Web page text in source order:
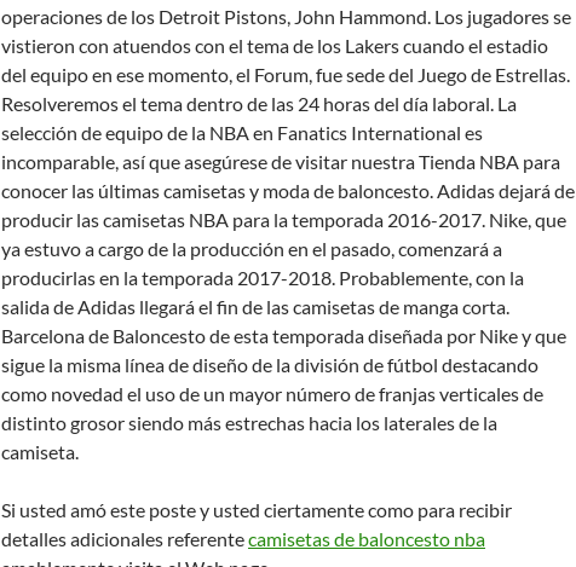
operaciones de los Detroit Pistons, John Hammond. Los jugadores se
vistieron con atuendos con el tema de los Lakers cuando el estadio
del equipo en ese momento, el Forum, fue sede del Juego de Estrellas.
Resolveremos el tema dentro de las 24 horas del día laboral. La
selección de equipo de la NBA en Fanatics International es
incomparable, así que asegúrese de visitar nuestra Tienda NBA para
conocer las últimas camisetas y moda de baloncesto. Adidas dejará de
producir las camisetas NBA para la temporada 2016-2017. Nike, que
ya estuvo a cargo de la producción en el pasado, comenzará a
producirlas en la temporada 2017-2018. Probablemente, con la
salida de Adidas llegará el fin de las camisetas de manga corta.
Barcelona de Baloncesto de esta temporada diseñada por Nike y que
sigue la misma línea de diseño de la división de fútbol destacando
como novedad el uso de un mayor número de franjas verticales de
distinto grosor siendo más estrechas hacia los laterales de la
camiseta.
Si usted amó este poste y usted ciertamente como para recibir
detalles adicionales referentecamisetas de baloncesto nba